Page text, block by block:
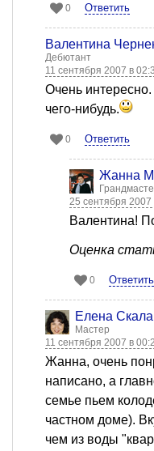
0 Ответить
Валентина
Дебютант
11 сентября 2007 в
Очень
чего-нибудь.
0 Ответить
Жанна
25 сентября 2007
Валентина!
Оценка
0 Ответить
Елена
Мастер
11 сентября 2007 в
Жанна, очень
написано, а
семье пьем
частном доме).
чем из воды